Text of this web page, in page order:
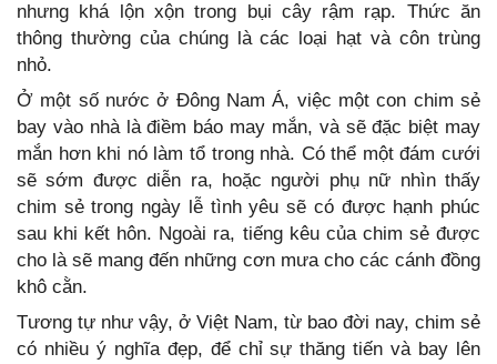
nhưng khá lộn xộn trong bụi cây rậm rạp. Thức ăn
thông thường của chúng là các loại hạt và côn trùng
nhỏ.
Ở một số nước ở Đông Nam Á, việc một con chim sẻ
bay vào nhà là điềm báo may mắn, và sẽ đặc biệt may
mắn hơn khi nó làm tổ trong nhà. Có thể một đám cưới
sẽ sớm được diễn ra, hoặc người phụ nữ nhìn thấy
chim sẻ trong ngày lễ tình yêu sẽ có được hạnh phúc
sau khi kết hôn. Ngoài ra, tiếng kêu của chim sẻ được
cho là sẽ mang đến những cơn mưa cho các cánh đồng
khô cằn.
Tương tự như vậy, ở Việt Nam, từ bao đời nay, chim sẻ
có nhiều ý nghĩa đẹp, để chỉ sự thăng tiến và bay lên